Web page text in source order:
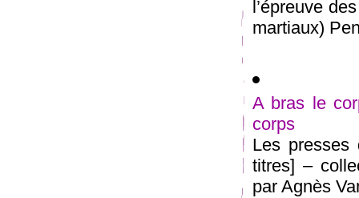
l’épreuve
martiaux)
A bras le
corps
Les presses
titres] –
par Agnès